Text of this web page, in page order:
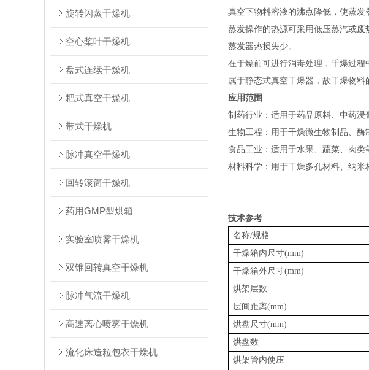
旋转闪蒸干燥机
空心桨叶干燥机
盘式连续干燥机
耙式真空干燥机
带式干燥机
脉冲真空干燥机
回转滚筒干燥机
药用GMP型烘箱
实验室喷雾干燥机
双锥回转真空干燥机
脉冲气流干燥机
高速离心喷雾干燥机
流化床造粒包衣干燥机
真空下物料溶液的沸点降低，使蒸发
蒸发操作的热源可采用低压蒸汽或废
蒸发器热损失少。
在于燥前可进行消毒处理，千爆过程
属于静态式真空干爆器，故干爆物料
应用范围
制药行业‌：适用于药品原料、中药浸
生物工程‌：用于干燥微生物制品、酶
食品工业‌：适用于水果、蔬菜、肉类
材料科学‌：用于干燥多孔材料、纳米
技术参考
名称/规格
干燥箱内尺寸(mm)
干燥箱外尺寸(mm)
烘架层数
层间距离(mm)
烘盘尺寸(mm)
烘盘数
烘架管内使压